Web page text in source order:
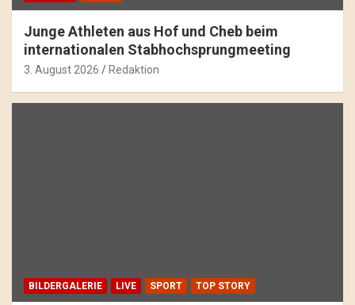
Junge Athleten aus Hof und Cheb beim
internationalen Stabhochsprungmeeting
3. August 2026 Redaktion
BILDERGALERIE LIVE SPORT TOP STORY